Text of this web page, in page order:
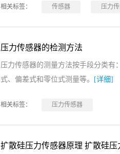
相关标签： 传感器 压力
压力传感器的检测方法
压力传感器的测量方法按手段分类有
式、偏差式和零位式测量等。
[详细]
相关标签： 压力传感器
扩散硅压力传感器原理 扩散硅压